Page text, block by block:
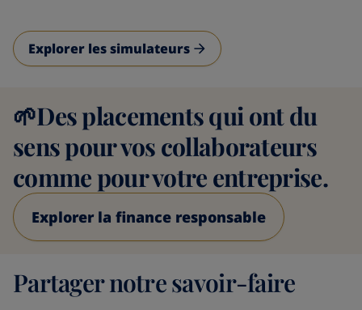
Explorer les simulateurs
🌱Des placements qui ont du
sens pour vos collaborateurs
comme pour votre entreprise.
Explorer la finance responsable
Partager notre savoir-faire